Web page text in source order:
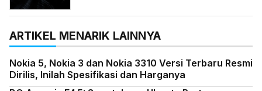
ARTIKEL MENARIK LAINNYA
Nokia 5, Nokia 3 dan Nokia 3310 Versi Terbaru Resmi
Dirilis, Inilah Spesifikasi dan Harganya